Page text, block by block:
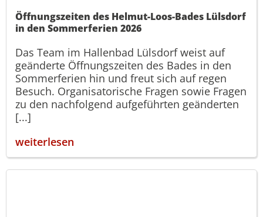
Öffnungszeiten des Helmut-Loos-Bades Lülsdorf
in den Sommerferien 2026
Das Team im Hallenbad Lülsdorf weist auf
geänderte Öffnungszeiten des Bades in den
Sommerferien hin und freut sich auf regen
Besuch. Organisatorische Fragen sowie Fragen
zu den nachfolgend aufgeführten geänderten
[...]
weiterlesen